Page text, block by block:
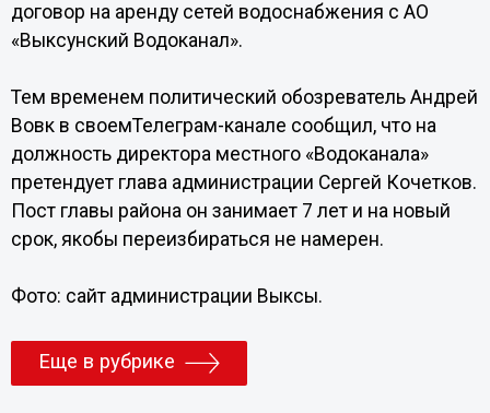
договор на аренду сетей водоснабжения с АО
«Выксунский Водоканал».
Тем временем политический обозреватель Андрей
Вовк в своемТелеграм-канале сообщил, что на
должность директора местного «Водоканала»
претендует глава администрации Сергей Кочетков.
Пост главы района он занимает 7 лет и на новый
срок, якобы переизбираться не намерен.
Фото: сайт администрации Выксы.
Еще в рубрике